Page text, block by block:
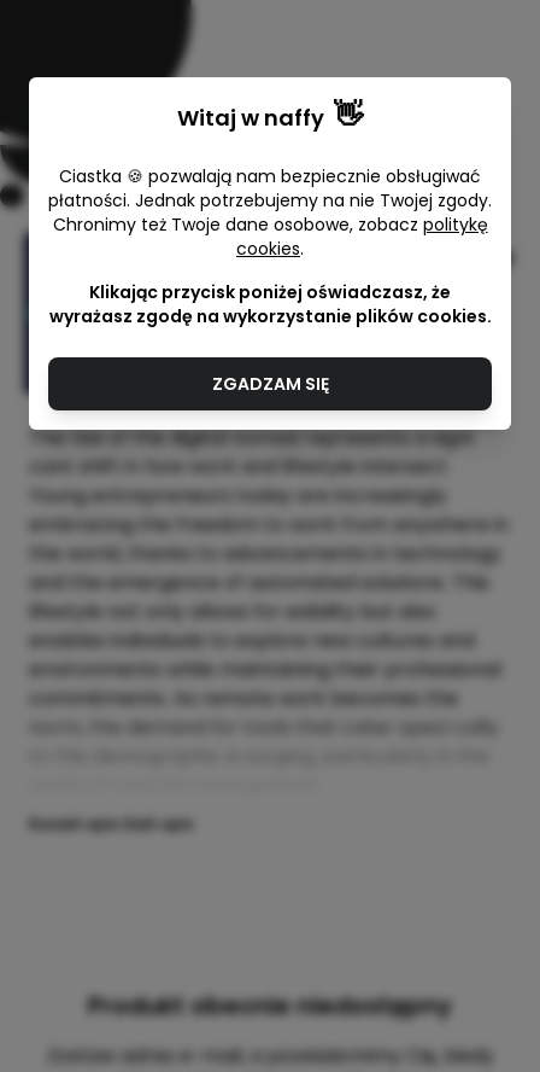
Digital Nomad Finance: Mastering
Automated Invoicing Solutions
Lex Tax J.Opala Sp.j
The rise of the digital nomad represents a signi
cant shift in how work and lifestyle intersect.
Young entrepreneurs today are increasingly
embracing the freedom to work from anywhere in
the world, thanks to advancements in technology
and the emergence of automated solutions. This
lifestyle not only allows for exibility but also
enables individuals to explore new cultures and
environments while maintaining their professional
commitments. As remote work becomes the
Rozwiń opis Zwiń opis
Produkt obecnie niedostępny
Zostaw adres e-mail, a powiadomimy Cię, kiedy
Witaj w naffy 👋
Ciastka 🍪 pozwalają nam bezpiecznie obsługiwać
płatności. Jednak potrzebujemy na nie Twojej zgody.
Chronimy też Twoje dane osobowe, zobacz politykę
cookies.
Klikając przycisk poniżej oświadczasz, że
wyrażasz zgodę na wykorzystanie plików cookies.
ZGADZAM SIĘ